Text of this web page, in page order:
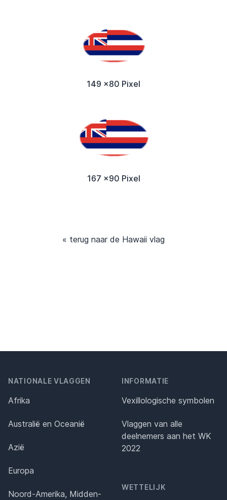
149 x80 Pixel
167 x90 Pixel
« terug naar de Hawaii vlag
NATIONALE VLAGGEN
Afrika
Australië en Oceanië
Azië
Europa
Noord-Amerika, Midden-
INFORMATIE
Vexillologische symbolen
Vlaggen van alle
deelnemers aan het WK
2022
WETTELIJK